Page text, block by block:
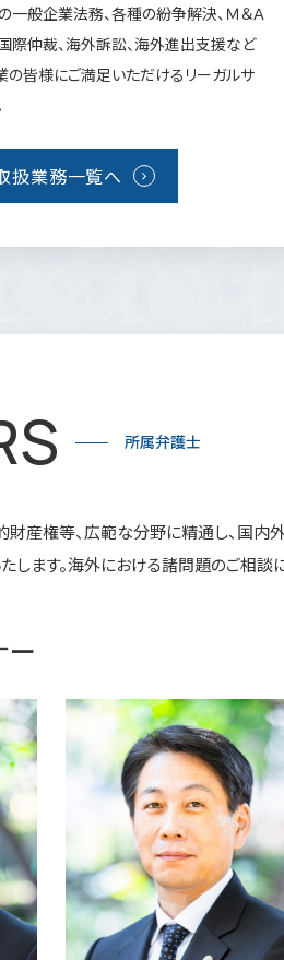
一般企業法務、各種の紛争解決、Ｍ＆Ａ
際仲裁、海外訴訟、海外進出支援など
皆様にご満足いただけるリーガルサ
扱業務一覧へ
所属弁護士
財産権等、広範な分野に精通し、国
します。海外における諸問題のご相談
ー